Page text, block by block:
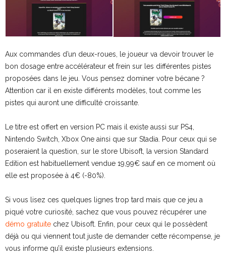
Aux commandes d’un deux-roues, le joueur va devoir trouver le
bon dosage entre accélérateur et frein sur les différentes pistes
proposées dans le jeu. Vous pensez dominer votre bécane ?
Attention car il en existe différents modèles, tout comme les
pistes qui auront une difficulté croissante.
Le titre est offert en version PC mais il existe aussi sur PS4,
Nintendo Switch, Xbox One ainsi que sur Stadia. Pour ceux qui se
poseraient la question, sur le store Ubisoft, la version Standard
Edition est habituellement vendue 19,99€ sauf en ce moment où
elle est proposée à 4€ (-80%).
Si vous lisez ces quelques lignes trop tard mais que ce jeu a
piqué votre curiosité, sachez que vous pouvez récupérer une
démo gratuite chez Ubisoft. Enfin, pour ceux qui le possèdent
déjà ou qui viennent tout juste de demander cette récompense, je
vous informe qu’il existe plusieurs extensions.